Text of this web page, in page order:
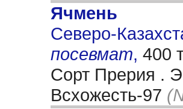
Ячмень
Северо-
посевмат, 400
Сорт Прерия .
Всхожесть-97